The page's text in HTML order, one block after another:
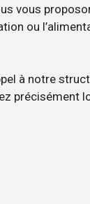
vous
ou
à notre
précisément